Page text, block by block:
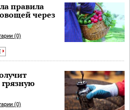
правила
через
(0)
(0)